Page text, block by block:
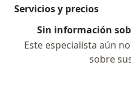
Servicios y precios
Sin información
Este especialista aún
sobre